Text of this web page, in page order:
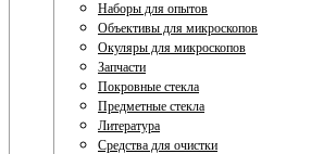
Наборы для опытов
Объективы для микроскопов
Окуляры для микроскопов
Запчасти
Покровные стекла
Предметные стекла
Литература
Средства для очистки